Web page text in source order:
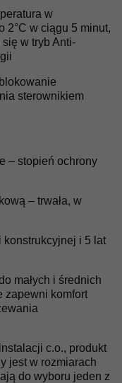
w
2°C w ciągu 5 minut,
w tryb Anti-
sterownikiem
– stopień ochrony
– trwała, w
konstrukcyjnej i 5 lat
małych i średnich
zapewni komfort
c.o., produkt
jest w rozmiarach
do wyboru jeden z